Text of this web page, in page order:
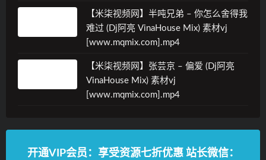
【米柒视频网】半吨兄弟 – 你怎么舍得我
难过 (Dj阿亮 VinaHouse Mix) 素材vj
[www.mqmix.com].mp4
【米柒视频网】张芸京 – 偏爱 (Dj阿亮
VinaHouse Mix) 素材vj
[www.mqmix.com].mp4
开通VIP会员：享受资源七折优惠 站长微信：